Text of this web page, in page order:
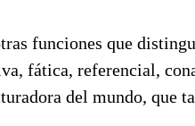
funciones que
fática, referencial,
del mundo, que